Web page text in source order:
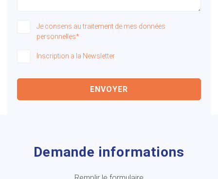
Je consens au traitement de mes données
personnelles*
Inscription a la Newsletter
ENVOYER
Demande informations